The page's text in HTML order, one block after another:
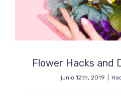
Flower Hacks and
junio 12th, 2019